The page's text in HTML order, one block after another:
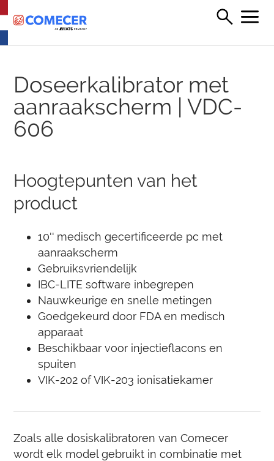
Doseerkalibrator met
aanraakscherm | VDC-
606
Hoogtepunten van het
product
10'' medisch gecertificeerde pc met
aanraakscherm
Gebruiksvriendelijk
IBC-LITE software inbegrepen
Nauwkeurige en snelle metingen
Goedgekeurd door FDA en medisch
apparaat
Beschikbaar voor injectieflacons en
spuiten
VIK-202 of VIK-203 ionisatiekamer
Zoals alle dosiskalibratoren van Comecer
wordt elk model gebruikt in combinatie met